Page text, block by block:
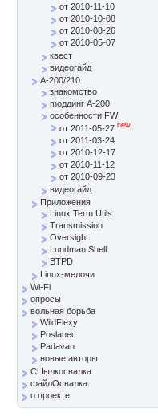
от 2010-11-10
от 2010-10-08
от 2010-08-26
от 2010-05-07
квест
видеогайд
A-200/210
знакомство
mоддинг A-200
особенности FW
от 2011-05-27 new
от 2011-03-24
от 2010-12-17
от 2010-11-12
от 2010-09-23
видеогайд
Приложения
Linux Term Utils
Transmission
Oversight
Lundman Shell
BTPD
Linux-мелочи
Wi-Fi
опросы
вольная борьба
WildFlexy
Poslanec
Padavan
новые авторы
СЦылкосвалка
файлОсвалка
о проекте